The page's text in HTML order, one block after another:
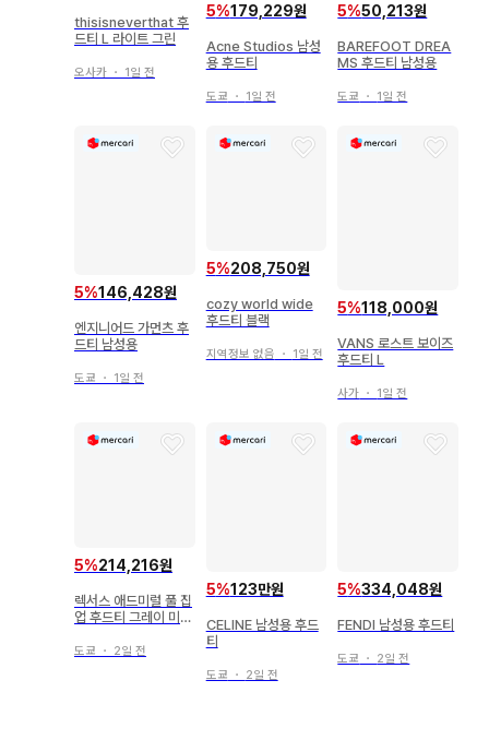
thisisneverthat 후
드티 L 라이트 그린
오사카 ・ 1일 전
5%179,229원
Acne Studios 남성
용 후드티
도쿄 ・ 1일 전
5%50,213원
BAREFOOT DREA
MS 후드티 남성용
도쿄 ・ 1일 전
5%146,428원
엔지니어드 가먼츠 후
드티 남성용
도쿄 ・ 1일 전
5%208,750원
cozy world wide
후드티 블랙
지역정보 없음 ・ 1일 전
5%118,000원
VANS 로스트 보이즈
후드티 L
사가 ・ 1일 전
5%214,216원
렉서스 애드미럴 풀 집
업 후드티 그레이 미사
도쿄 ・ 2일 전
5%123만원
CELINE 남성용 후드
티
도쿄 ・ 2일 전
5%334,048원
FENDI 남성용 후드티
도쿄 ・ 2일 전